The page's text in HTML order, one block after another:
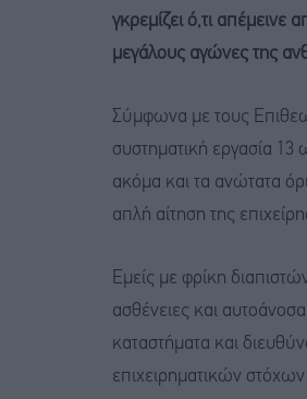
γκρεμίζει ό,τι
μεγάλους αγώνες της
Σύμφωνα με τους
συστηματική εργασία 13
ακόμα και τα ανώτατα
απλή αίτηση της
Εμείς με φρίκη
ασθένειες και
καταστήματα και
επιχειρηματικών